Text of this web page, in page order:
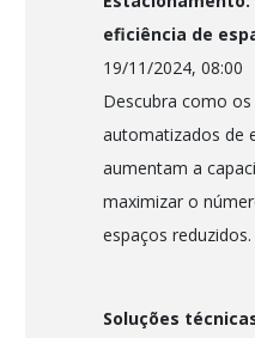
eficiência de
19/11/2024, 08:00
Descubra como
automatizados de
aumentam a
maximizar o
espaços reduzidos.
Soluções